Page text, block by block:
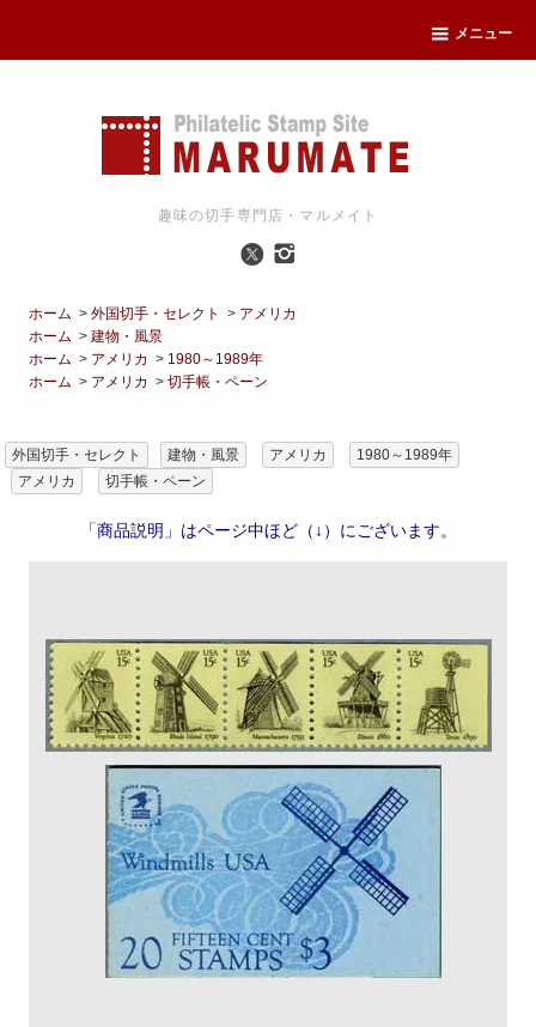
メニュー
趣味の切手専門店・マルメイト
ホーム >外国切手・セレクト > アメリカ
ホーム >建物・風景
ホーム > アメリカ > 1980～1989年
ホーム > アメリカ >切手帳・ペーン
外国切手・セレクト 建物・風景 アメリカ
1980～1989年
アメリカ
切手帳・ペーン
「商品説明」はページ中ほど（↓）にございます。